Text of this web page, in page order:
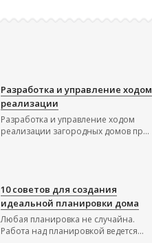
Разработка и управление ходом
реализации
Разработка и управление ходом
реализации загородных домов пр...
10 советов для создания
идеальной планировки дома
Любая планировка не случайна.
Работа над планировкой ведется...